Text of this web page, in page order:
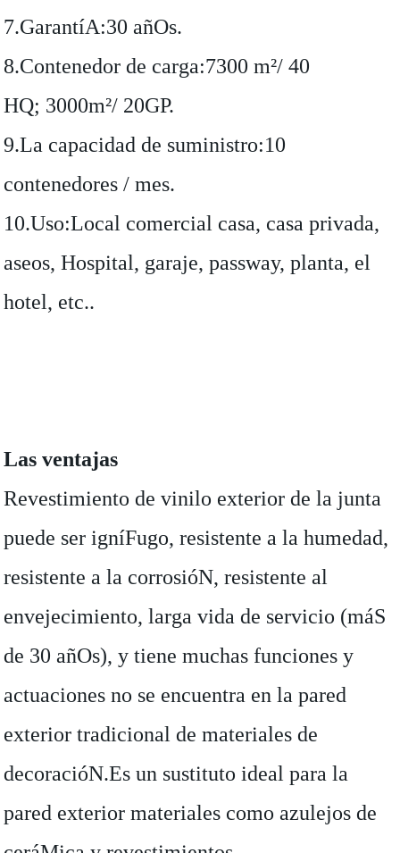
7.GarantíA:30 añOs.
8.Contenedor de carga:7300 m²/ 40
HQ; 3000m²/ 20GP.
9.La capacidad de suministro:10
contenedores / mes.
10.Uso:Local comercial casa, casa privada,
aseos, Hospital, garaje, passway, planta, el
hotel, etc..
Las ventajas
Revestimiento de vinilo exterior de la junta
puede ser igníFugo, resistente a la humedad,
resistente a la corrosióN, resistente al
envejecimiento, larga vida de servicio (máS
de 30 añOs), y tiene muchas funciones y
actuaciones no se encuentra en la pared
exterior tradicional de materiales de
decoracióN.Es un sustituto ideal para la
pared exterior materiales como azulejos de